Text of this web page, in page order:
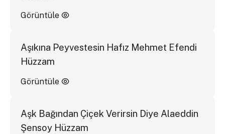
Görüntüle
Aşıkına Peyvestesin Hafız Mehmet Efendi
Hüzzam
Görüntüle
Aşk Bağından Çiçek Verirsin Diye Alaeddin
Şensoy Hüzzam